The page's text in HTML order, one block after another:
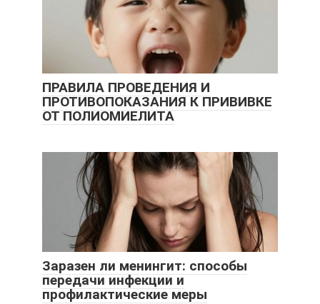
ПРАВИЛА ПРОВЕДЕНИЯ И
ПРОТИВОПОКАЗАНИЯ К ПРИВИВКЕ
ОТ ПОЛИОМИЕЛИТА
Заразен ли менингит: способы
передачи инфекции и
профилактические меры